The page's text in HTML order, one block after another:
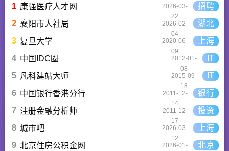
重塑未来。
1 康强医疗人才网
2026-03-
22
招聘
2 襄阳市人社局
2026-02-
04
湖北
3 复旦大学
2020-06-
09
上海
4 中国IDC圈
2012-01-
08
IT
5 凡科建站大师
2015-09-
18
IT
6 中国银行香港分行
2011-12-
14
银行
7 注册金融分析师
2011-12-
17
投资
8 城市吧
2026-03-
12
上海
9 北京住房公积金网
2026-01-
北京